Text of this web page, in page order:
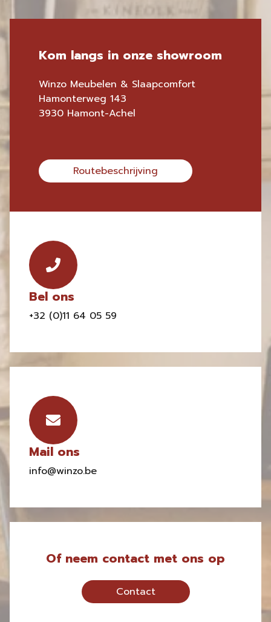
Kom langs in onze showroom
Winzo Meubelen & Slaapcomfort
Hamonterweg 143
3930 Hamont-Achel
Routebeschrijving
Bel ons
+32 (0)11 64 05 59
Mail ons
info@winzo.be
Of neem contact met ons op
Contact